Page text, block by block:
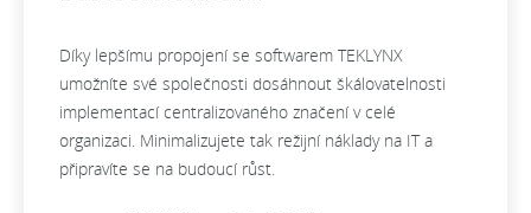
Díky lepšímu propojení se softwarem TEKLYNX
umožníte své společnosti dosáhnout škálovatelnosti
implementací centralizovaného značení v celé
organizaci. Minimalizujete tak režijní náklady na IT a
připravíte se na budoucí růst.